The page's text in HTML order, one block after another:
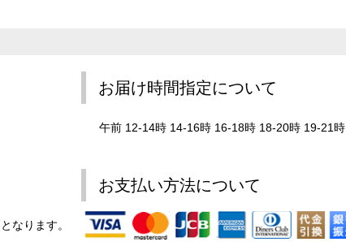
お届け時間指定について
午前 12-14時 14-16時 16-18時 18-20時 19-21時
お支払い方法について
なります。